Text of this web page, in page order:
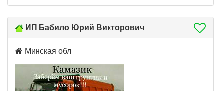
ИП Бабило Юрий Викторович
Минская обл